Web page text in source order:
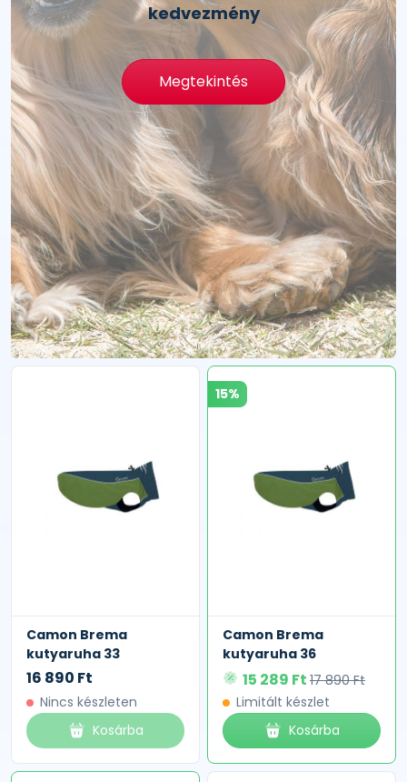
kedvezmény
Megtekintés
Camon Brema
kutyaruha 33
16 890 Ft
Nincs készleten
Kosárba
15%
Camon Brema
kutyaruha 36
15 289 Ft 17 890 Ft
Limitált készlet
Kosárba